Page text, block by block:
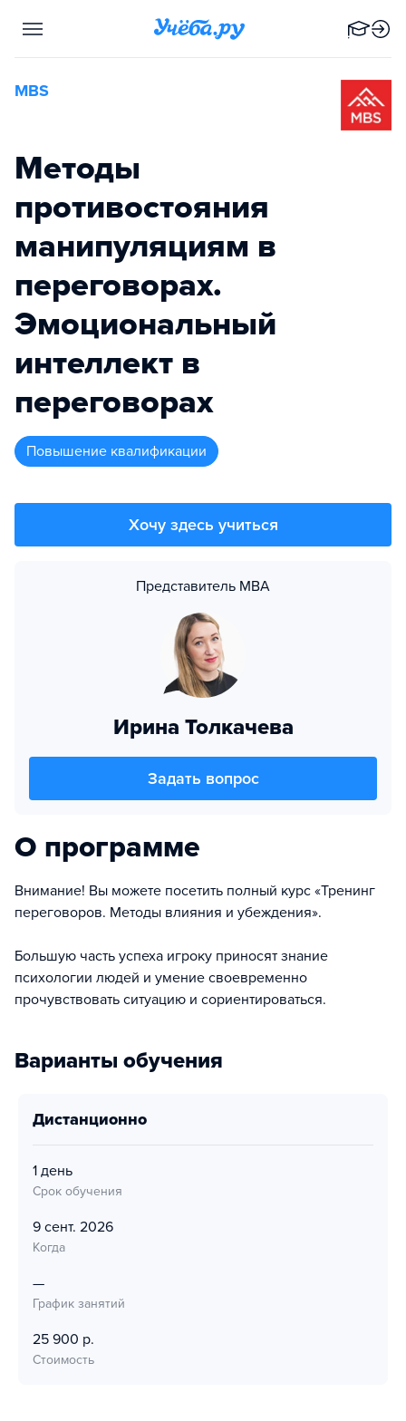
MBS
Методы
противостояния
манипуляциям в
переговорах.
Эмоциональный
интеллект в
переговорах
повышение квалификации
Хочу здесь учиться
Представитель MBA
Ирина Толкачева
Задать вопрос
О программе
Внимание! Вы можете посетить полный курс «Тренинг
переговоров. Методы влияния и убеждения».
Большую часть успеха игроку приносят знание
психологии людей и умение своевременно
прочувствовать ситуацию и сориентироваться.
Варианты обучения
дистанционно
1 день
Срок обучения
9 сент. 2026
Когда
—
График занятий
25 900 р.
Стоимость